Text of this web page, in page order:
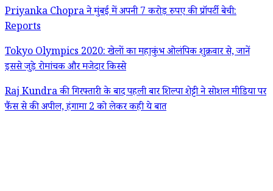
Priyanka Chopra ने मुंबई में अपनी 7 करोड़ रुपए की प्रॉपर्टी बेची:
Reports
Tokyo Olympics 2020: खेलों का महाकुंभ ओलंपिक शुक्रवार से, जानें
इससे जुड़े रोमांचक और मजेदार किस्से
Raj Kundra की गिरफ्तारी के बाद पहली बार शिल्पा शेट्टी ने सोशल मीडिया पर
फैंस से की अपील, हंगामा 2 को लेकर कही ये बात